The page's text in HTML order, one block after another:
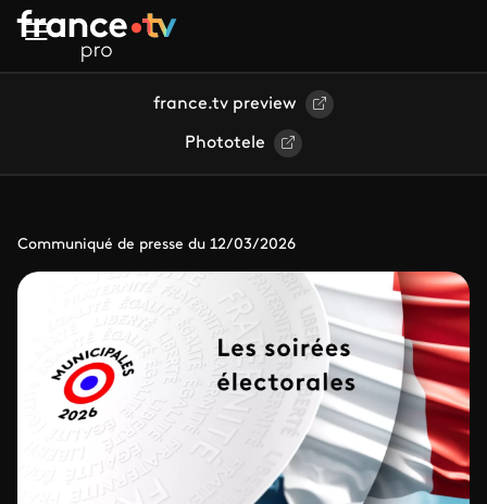
Aller au contenu principal
france.tv preview
Phototele
Communiqué de presse du 12/03/2026